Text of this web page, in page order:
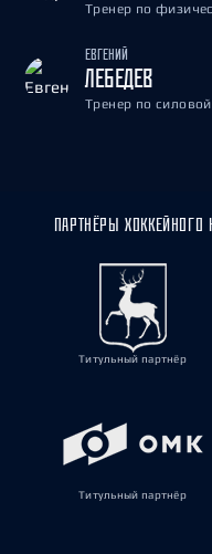
Тренер по
ЕВГЕНИЙ
ЛЕБЕДЕВ
Тренер по
ПАРТНЁРЫ ХОККЕЙНОГО
Титульный партнёр
Титульный партнёр